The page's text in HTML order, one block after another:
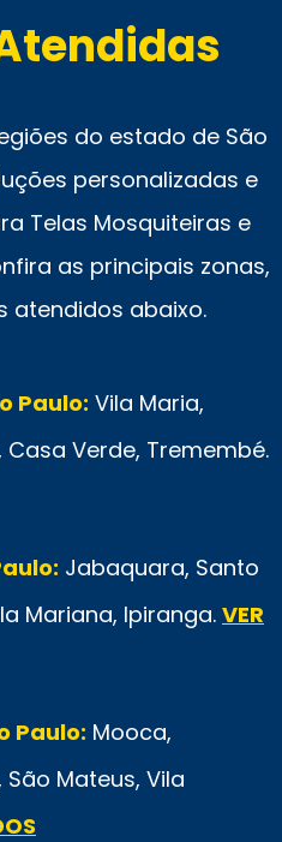
do estado de São
personalizadas e
Telas Mosquiteiras e
as principais zonas,
atendidos abaixo.
Paulo: Vila Maria,
Casa Verde, Tremembé.
Jabaquara, Santo
Mariana, Ipiranga. VER
Paulo: Mooca,
Mateus, Vila